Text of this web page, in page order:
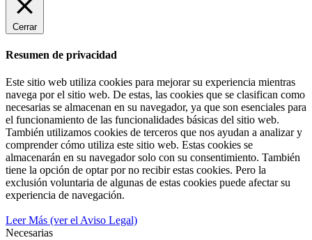
Cerrar
Resumen de privacidad
Este sitio web utiliza cookies para mejorar su experiencia mientras
navega por el sitio web. De estas, las cookies que se clasifican como
necesarias se almacenan en su navegador, ya que son esenciales para
el funcionamiento de las funcionalidades básicas del sitio web.
También utilizamos cookies de terceros que nos ayudan a analizar y
comprender cómo utiliza este sitio web. Estas cookies se
almacenarán en su navegador solo con su consentimiento. También
tiene la opción de optar por no recibir estas cookies. Pero la
exclusión voluntaria de algunas de estas cookies puede afectar su
experiencia de navegación.
Leer Más (ver el Aviso Legal)
Necesarias